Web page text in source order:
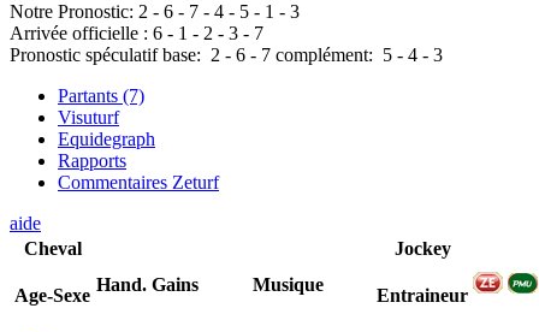
Notre Pronostic: 2 - 6 - 7 - 4 - 5 - 1 - 3
Arrivée officielle : 6 - 1 - 2 - 3 - 7
Pronostic spéculatif base: 2 - 6 - 7 complément: 5 - 4 - 3
Partants (7)
Visuturf
Equidegraph
Rapports
Commentaires Zeturf
aide
Cheval
Age-Sexe
Hand. Gains Musique
Jockey
Entraineur